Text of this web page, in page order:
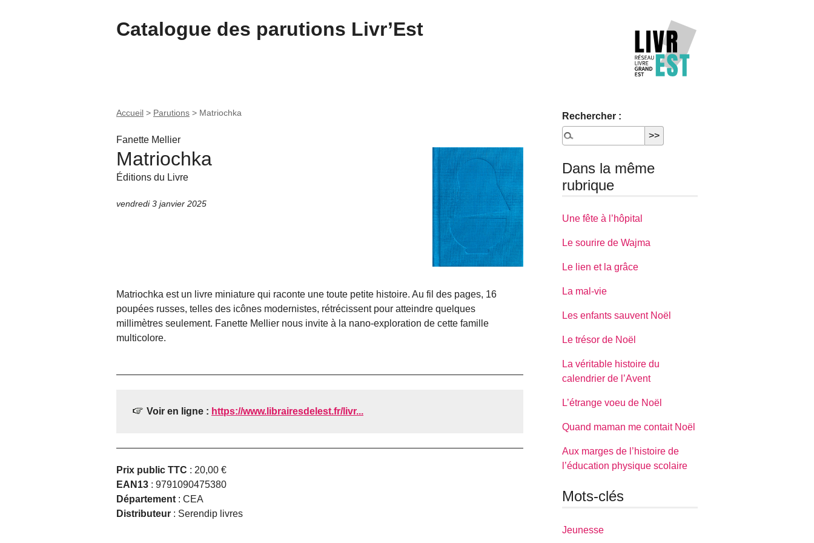
Catalogue des parutions Livr’Est
Accueil > Parutions > Matriochka
Fanette Mellier
Matriochka
Éditions du Livre
vendredi 3 janvier 2025
Matriochka est un livre miniature qui raconte une toute petite histoire. Au fil des pages, 16
poupées russes, telles des icônes modernistes, rétrécissent pour atteindre quelques
millimètres seulement. Fanette Mellier nous invite à la nano-exploration de cette famille
multicolore.
Voir en ligne : https://www.librairesdelest.fr/livr...
Prix public TTC : 20,00 €
EAN13 : 9791090475380
Département : CEA
Distributeur : Serendip livres
Rechercher :
Dans la même
rubrique
Une fête à l’hôpital
Le sourire de Wajma
Le lien et la grâce
La mal-vie
Les enfants sauvent Noël
Le trésor de Noël
La véritable histoire du
calendrier de l’Avent
L’étrange voeu de Noël
Quand maman me contait Noël
Aux marges de l’histoire de
l’éducation physique scolaire
Mots-clés
Jeunesse